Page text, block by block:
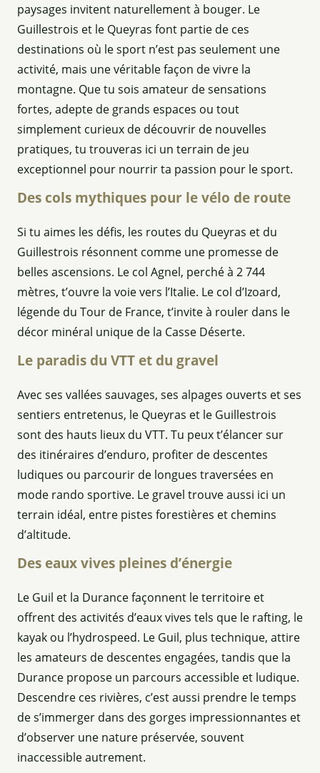
paysages invitent naturellement à bouger. Le
Guillestrois et le Queyras font partie de ces
destinations où le sport n’est pas seulement une
activité, mais une véritable façon de vivre la
montagne. Que tu sois amateur de sensations
fortes, adepte de grands espaces ou tout
simplement curieux de découvrir de nouvelles
pratiques, tu trouveras ici un terrain de jeu
exceptionnel pour nourrir ta passion pour le sport.
Des cols mythiques pour le vélo de route
Si tu aimes les défis, les routes du Queyras et du
Guillestrois résonnent comme une promesse de
belles ascensions. Le col Agnel, perché à 2 744
mètres, t’ouvre la voie vers l’Italie. Le col d’Izoard,
légende du Tour de France, t’invite à rouler dans le
décor minéral unique de la Casse Déserte.
Le paradis du VTT et du gravel
Avec ses vallées sauvages, ses alpages ouverts et ses
sentiers entretenus, le Queyras et le Guillestrois
sont des hauts lieux du VTT. Tu peux t’élancer sur
des itinéraires d’enduro, profiter de descentes
ludiques ou parcourir de longues traversées en
mode rando sportive. Le gravel trouve aussi ici un
terrain idéal, entre pistes forestières et chemins
d’altitude.
Des eaux vives pleines d’énergie
Le Guil et la Durance façonnent le territoire et
offrent des activités d’eaux vives tels que le rafting, le
kayak ou l’hydrospeed. Le Guil, plus technique, attire
les amateurs de descentes engagées, tandis que la
Durance propose un parcours accessible et ludique.
Descendre ces rivières, c’est aussi prendre le temps
de s’immerger dans des gorges impressionnantes et
d’observer une nature préservée, souvent
inaccessible autrement.